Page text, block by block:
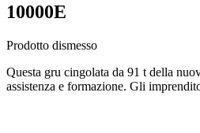
10000E
Prodotto dismesso
Questa gru cingolata da 91 t della
assistenza e formazione. Gli